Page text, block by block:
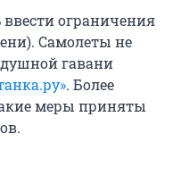
ограничения
Самолеты не
гавани
. Более
меры приняты